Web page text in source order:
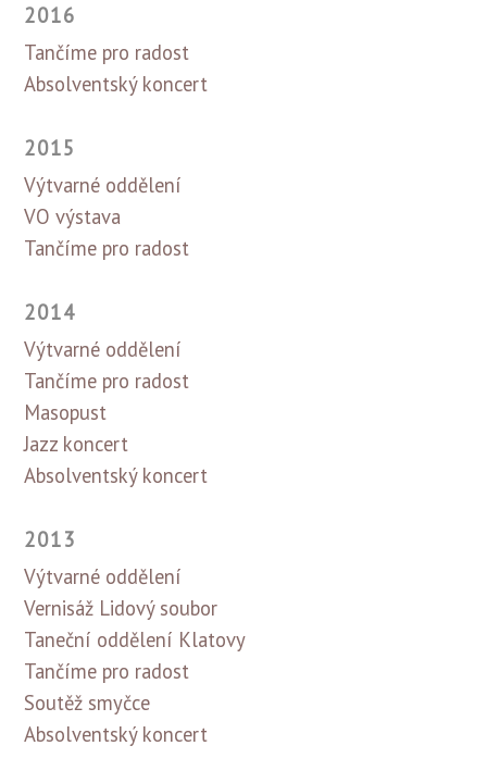
2016
Tančíme pro radost
Absolventský koncert
2015
Výtvarné oddělení
VO výstava
Tančíme pro radost
2014
Výtvarné oddělení
Tančíme pro radost
Masopust
Jazz koncert
Absolventský koncert
2013
Výtvarné oddělení
Vernisáž Lidový soubor
Taneční oddělení Klatovy
Tančíme pro radost
Soutěž smyčce
Absolventský koncert